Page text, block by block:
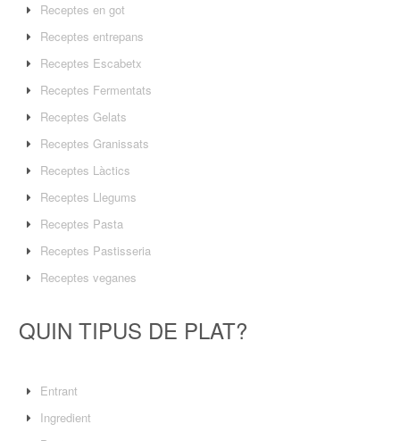
Receptes en got
Receptes entrepans
Receptes Escabetx
Receptes Fermentats
Receptes Gelats
Receptes Granissats
Receptes Làctics
Receptes Llegums
Receptes Pasta
Receptes Pastisseria
Receptes veganes
QUIN TIPUS DE PLAT?
Entrant
Ingredient